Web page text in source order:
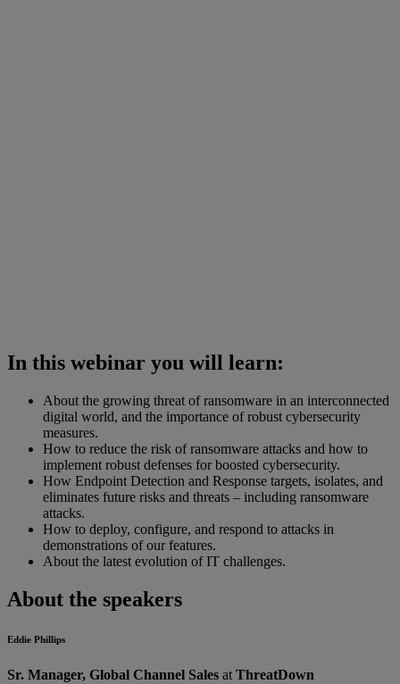
In this webinar you will learn:
About the growing threat of ransomware in an interconnected
digital world, and the importance of robust cybersecurity
measures.
How to reduce the risk of ransomware attacks and how to
implement robust defenses for boosted cybersecurity.
How Endpoint Detection and Response targets, isolates, and
eliminates future risks and threats – including ransomware
attacks.
How to deploy, configure, and respond to attacks in
demonstrations of our features.
About the latest evolution of IT challenges.
About the speakers
Eddie Phillips
Sr. Manager, Global Channel Sales at ThreatDown